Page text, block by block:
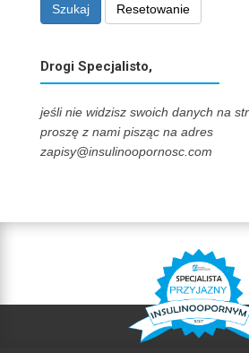
Szukaj Resetowanie
Drogi Specjalisto,
jeśli nie widzisz swoich danych na
proszę z nami pisząc na adres
zapisy@insulinoopornosc.com